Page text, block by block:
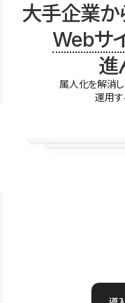
大手企業か
Webサ
進
属人化を解消し
運用す